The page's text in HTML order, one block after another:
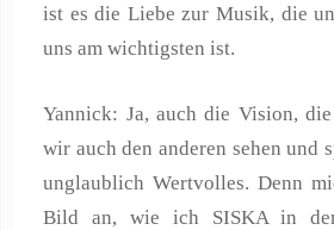
ist es die Liebe zur Musik, die
uns am wichtigsten ist.
Yannick: Ja, auch die Vision,
wir auch den anderen sehen und
unglaublich Wertvolles. Denn
Bild an, wie ich SISKA in